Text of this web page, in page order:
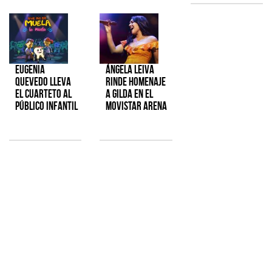
Eugenia
Quevedo lleva
el cuarteto al
público infantil
Ángela Leiva
rinde homenaje
a Gilda en el
Movistar Arena